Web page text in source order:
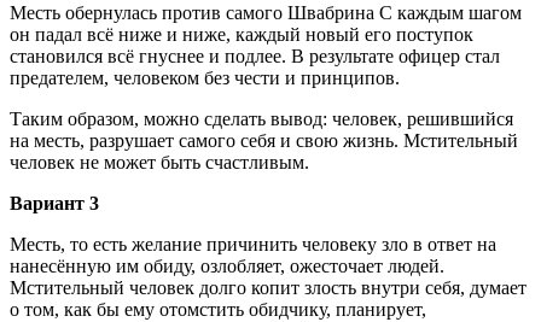
Месть обернулась против самого Швабрина С каждым шагом
он падал всё ниже и ниже, каждый новый его поступок
становился всё гнуснее и подлее. В результате офицер стал
предателем, человеком без чести и принципов.
Таким образом, можно сделать вывод: человек, решившийся
на месть, разрушает самого себя и свою жизнь. Мстительный
человек не может быть счастливым.
Вариант 3
Месть, то есть желание причинить человеку зло в ответ на
нанесённую им обиду, озлобляет, ожесточает людей.
Мстительный человек долго копит злость внутри себя, думает
о том, как бы ему отомстить обидчику, планирует,